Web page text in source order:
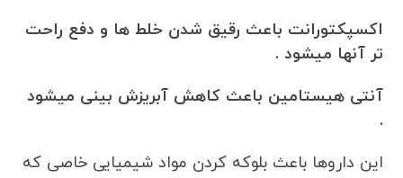
اکسپکتورانت باعث رقیق شدن خلط ها و دفع راحت
تر آنها میشود .
آنتی هیستامین باعث کاهش آبریزش بینی میشود
.
این داروها باعث بلوکه کردن مواد شیمیایی خاصی که